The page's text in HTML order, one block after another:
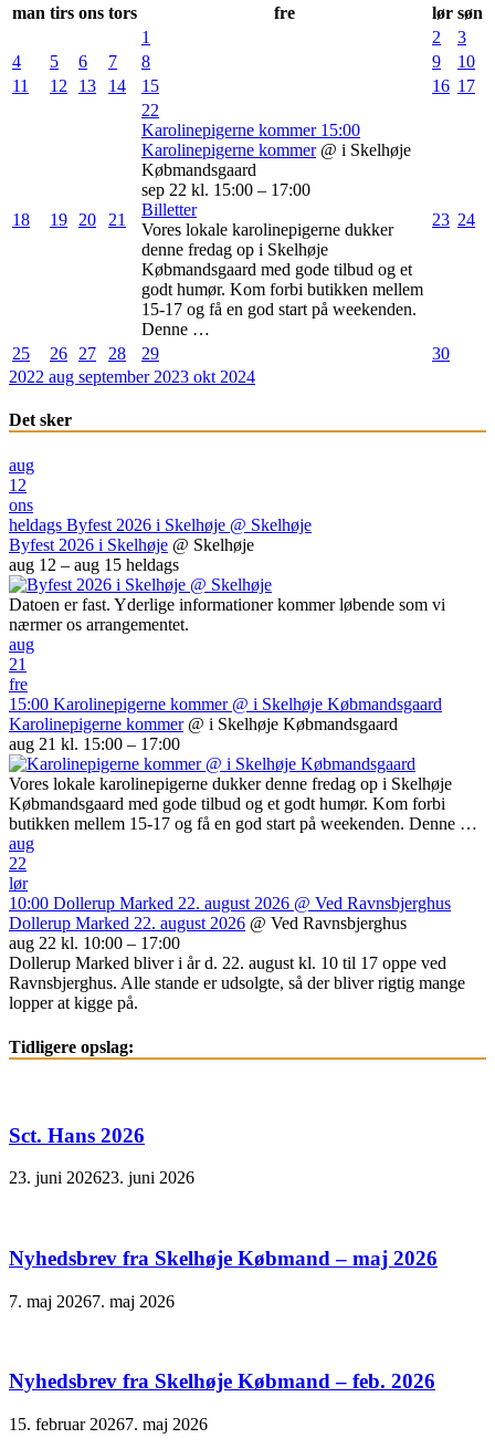
man tirs ons tors fre lør søn
1
2
3
4
5 6 7 8 9
10
11
12 13 14 15 16 17
18 19 20 21
22
Karolinepigerne kommer 15:00
Karolinepigerne kommer @ i Skelhøje
Købmandsgaard
sep 22 kl. 15:00 – 17:00
Billetter
Vores lokale karolinepigerne dukker
denne fredag op i Skelhøje
Købmandsgaard med gode tilbud og et
godt humør. Kom forbi butikken mellem
15-17 og få en god start på weekenden.
Denne …
23 24
25 26 27 28 29
30
2022 aug september 2023 okt 2024
Det sker
aug
12
ons
heldags Byfest 2026 i Skelhøje @ Skelhøje
Byfest 2026 i Skelhøje @ Skelhøje
aug 12 – aug 15 heldags
Datoen er fast. Yderlige informationer kommer løbende som vi
nærmer os arrangementet.
aug
21
fre
15:00 Karolinepigerne kommer @ i Skelhøje Købmandsgaard
Karolinepigerne kommer @ i Skelhøje Købmandsgaard
aug 21 kl. 15:00 – 17:00
Vores lokale karolinepigerne dukker denne fredag op i Skelhøje
Købmandsgaard med gode tilbud og et godt humør. Kom forbi
butikken mellem 15-17 og få en god start på weekenden. Denne …
aug
22
lør
10:00 Dollerup Marked 22. august 2026 @ Ved Ravnsbjerghus
Dollerup Marked 22. august 2026 @ Ved Ravnsbjerghus
aug 22 kl. 10:00 – 17:00
Dollerup Marked bliver i år d. 22. august kl. 10 til 17 oppe ved
Ravnsbjerghus. Alle stande er udsolgte, så der bliver rigtig mange
lopper at kigge på.
Tidligere opslag:
Sct. Hans 2026
23. juni 202623. juni 2026
Nyhedsbrev fra Skelhøje Købmand – maj 2026
7. maj 20267. maj 2026
Nyhedsbrev fra Skelhøje Købmand – feb. 2026
15. februar 20267. maj 2026